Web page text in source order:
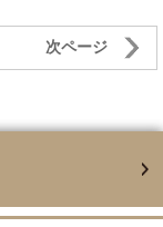
次ページ